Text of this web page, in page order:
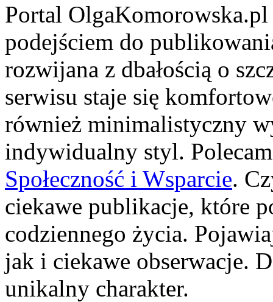
Portal
podejściem do
rozwijana z dbałością o
serwisu staje się
również minimalistyczny
indywidualny styl.
Społeczność i Wsparcie.
ciekawe publikacje, które
codziennego życia.
jak i ciekawe obserwacje.
unikalny charakter.